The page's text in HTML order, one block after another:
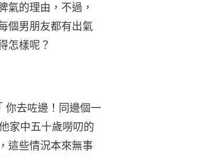
氣的理由，不過，
個男朋友都有出氣
怎樣呢？
你去咗邊！同邊個一
家中五十歲嘮叨的
這些情況本來無事